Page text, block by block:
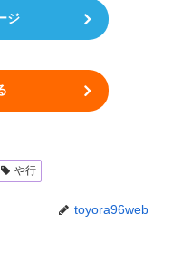
ジ
や行
toyora96web